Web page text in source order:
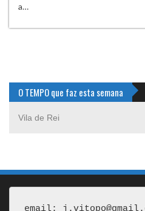
a…
O TEMPO que faz esta semana
Vila de Rei